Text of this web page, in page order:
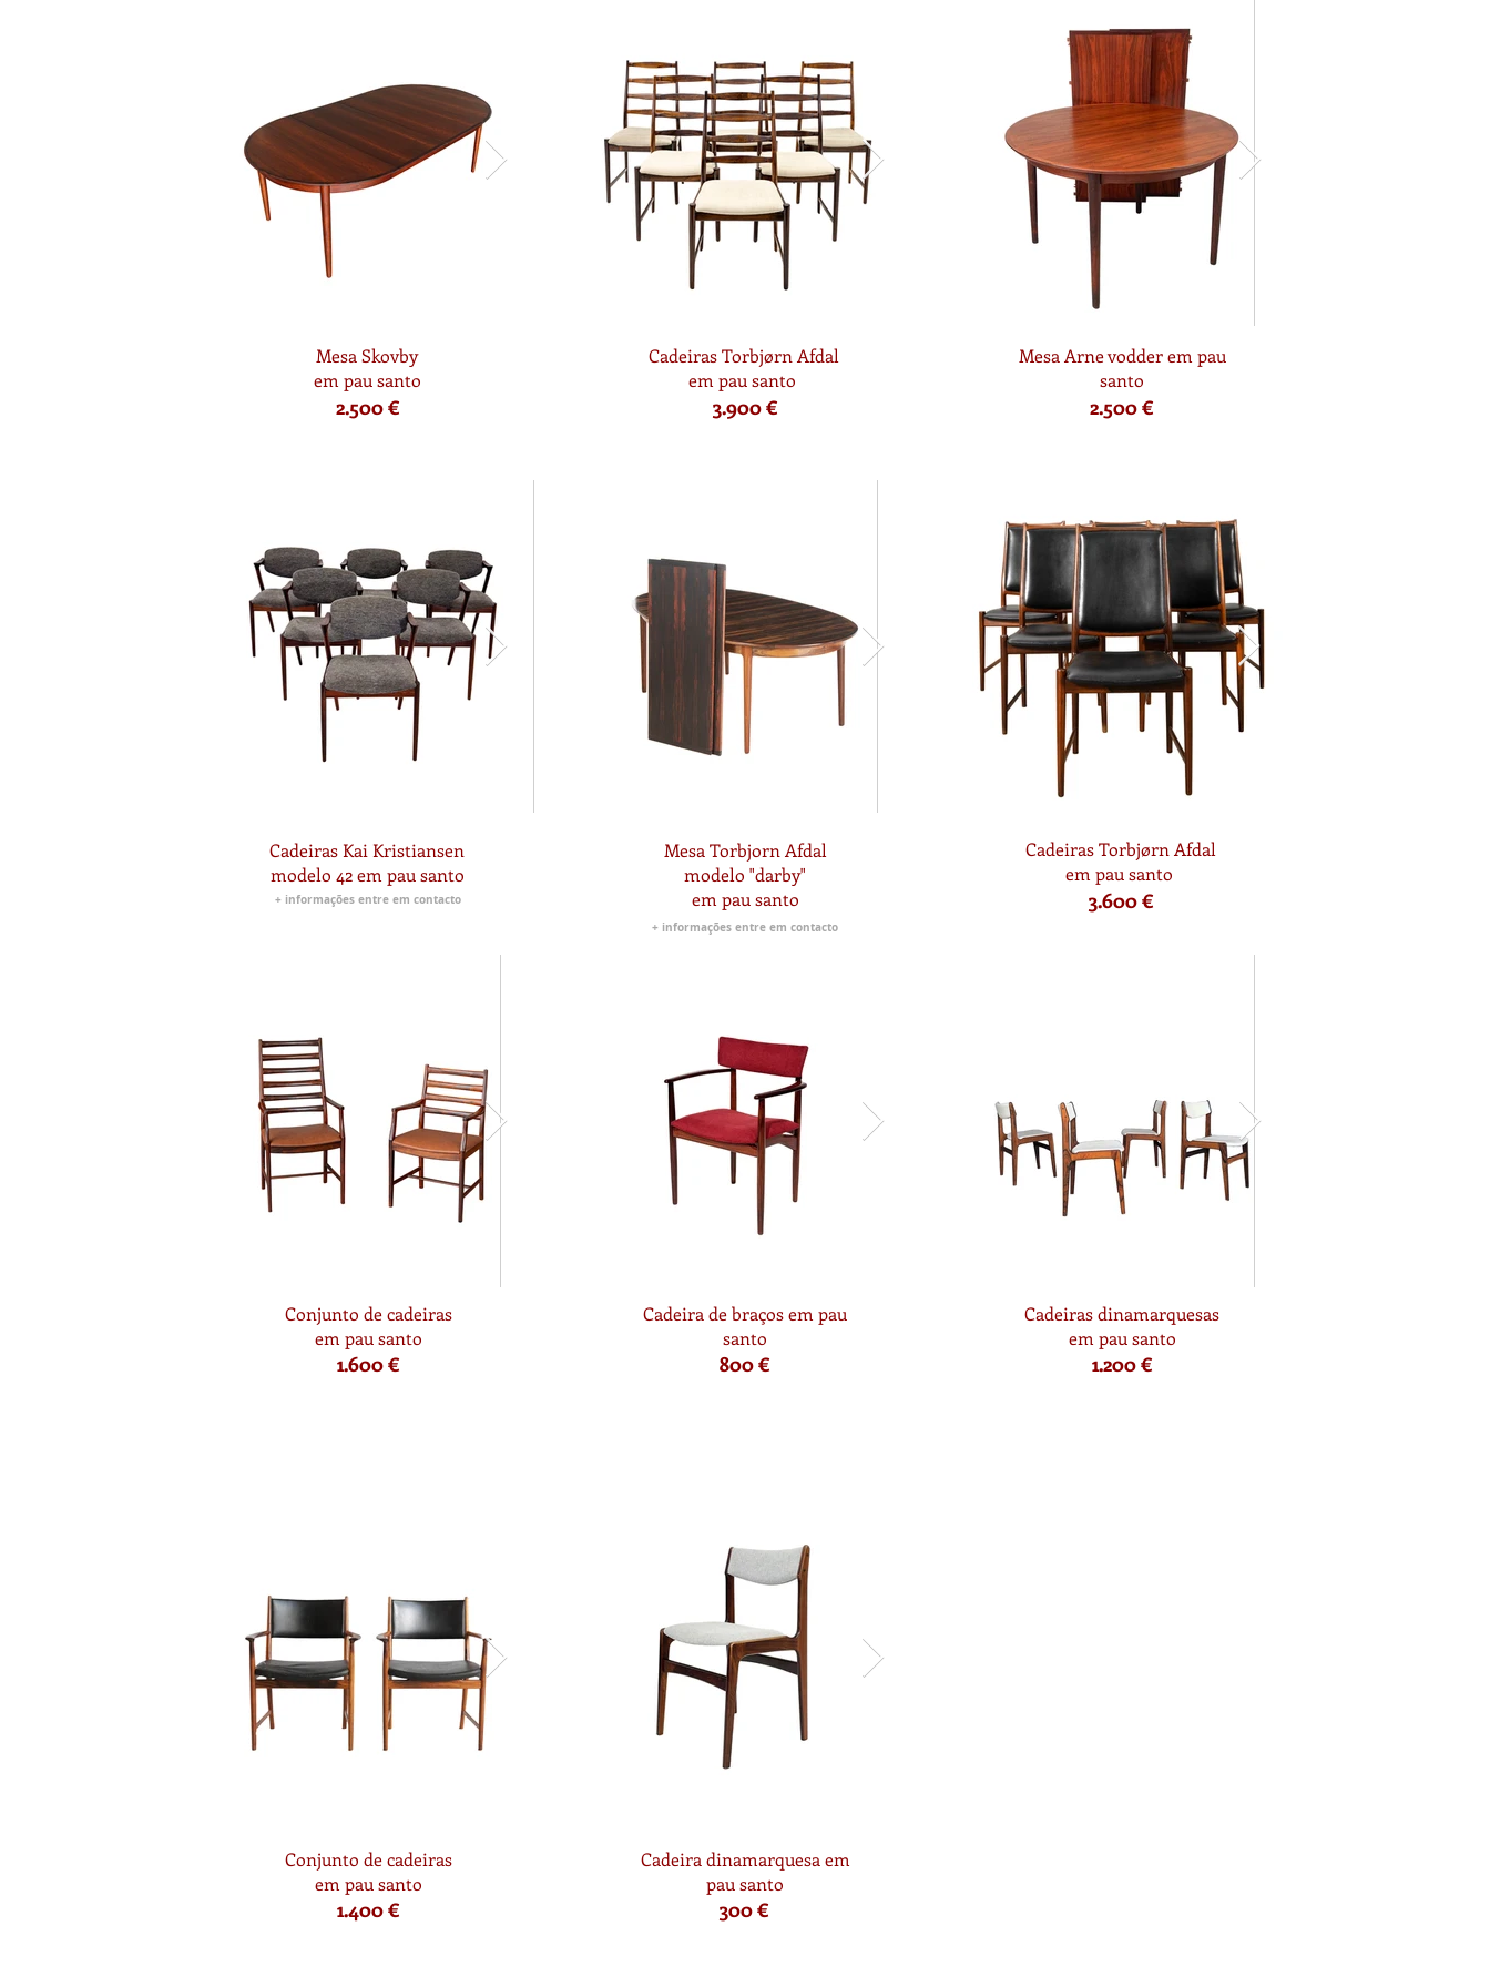
Mesa Skovby
em pau santo
2.500 €
Cadeiras Torbjørn Afdal
em pau santo
3.900 €
Mesa Arne vodder em pau
santo
2.500 €
Cadeiras Kai Kristiansen
modelo 42 em pau santo
+ informações entre em contacto
Mesa Torbjorn Afdal
modelo "darby"
em pau santo
Cadeiras Torbjørn Afdal
em pau santo
3.600 €
+ informações entre em contacto
Conjunto de cadeiras
em pau santo
1.600 €
Conjunto de cadeiras
em pau santo
1.400 €
Cadeira de braços em pau
santo
800 €
Cadeira dinamarquesa em
pau santo
300 €
Cadeiras dinamarquesas
em pau santo
1.200 €